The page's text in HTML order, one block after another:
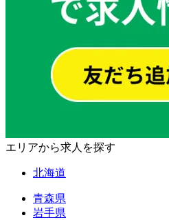
エリアから求人を探す
北海道
青森県
岩手県